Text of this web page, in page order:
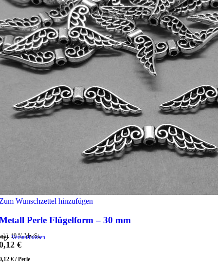
Wunschzettel hinzufügen
Perle Flügelform – 30 mm
19 % MwSt.
Versandkosten
€
€ /Perle